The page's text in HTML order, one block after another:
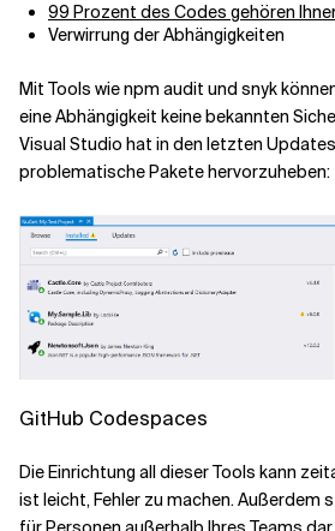
99 Prozent des Codes gehören
Verwirrung der Abhängigkeiten
Mit Tools wie npm audit und snyk
eine Abhängigkeit keine bekannten
Visual Studio hat in den letzten
problematische Pakete hervorzuheben:
GitHub Codespaces
Die Einrichtung all dieser Tools kann
ist leicht, Fehler zu machen. Außerdem